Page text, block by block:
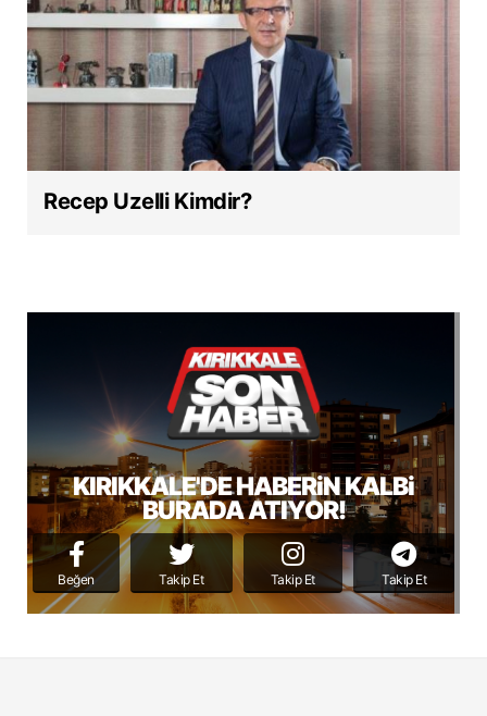
Recep Uzelli Kimdir?
KIRIKKALE'DE HABERiN KALBi
BURADA ATIYOR!
Beğen Takip Et Takip Et Takip Et